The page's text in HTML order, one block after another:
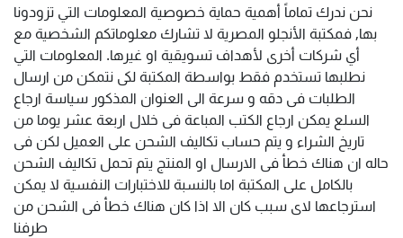
نحن ندرك تماماً أهمية حماية خصوصية المعلومات التي تزودونا
بها, فمكتبة الأنجلو المصرية لا تشارك معلوماتكم الشخصية مع
أي شركات أخرى لأهداف تسويقية او غيرها. المعلومات التي
نطلبها تستخدم فقط بواسطة المكتبة لكى نتمكن من ارسال
الطلبات فى دقه و سرعة الى العنوان المذكور سياسة ارجاع
السلع يمكن ارجاع الكتب المباعة فى خلال اربعة عشر يوما من
تاريخ الشراء و يتم حساب تكاليف الشحن على العميل لكن فى
حاله ان هناك خطأ فى الارسال او المنتج يتم تحمل تكاليف الشحن
بالكامل على المكتبة اما بالنسبة للاختبارات النفسية لا يمكن
استرجاعها لاى سبب كان الا اذا كان هناك خطأ فى الشحن من
طرفنا